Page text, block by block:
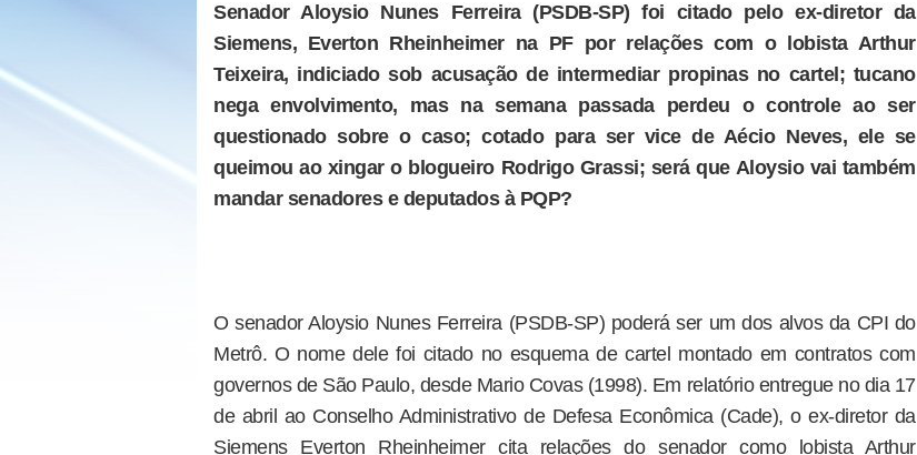
Senador Aloysio Nunes Ferreira (PSDB-SP) foi citado pelo ex-diretor da
Siemens, Everton Rheinheimer na PF por relações com o lobista Arthur
Teixeira, indiciado sob acusação de intermediar propinas no cartel; tucano
nega envolvimento, mas na semana passada perdeu o controle ao ser
questionado sobre o caso; cotado para ser vice de Aécio Neves, ele se
queimou ao xingar o blogueiro Rodrigo Grassi; será que Aloysio vai também
mandar senadores e deputados à PQP?
O senador Aloysio Nunes Ferreira (PSDB-SP) poderá ser um dos alvos da CPI do
Metrô. O nome dele foi citado no esquema de cartel montado em contratos com
governos de São Paulo, desde Mario Covas (1998). Em relatório entregue no dia 17
de abril ao Conselho Administrativo de Defesa Econômica (Cade), o ex-diretor da
Siemens Everton Rheinheimer cita relações do senador como lobista Arthur